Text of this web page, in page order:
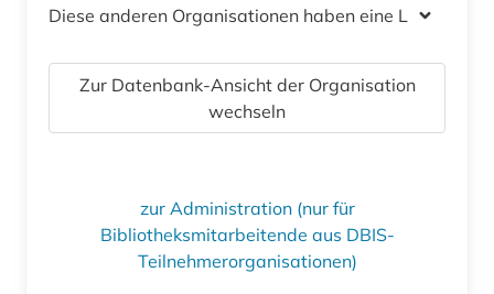
Diese anderen Organisationen haben eine Lizenz
Zur Datenbank-Ansicht der Organisation
wechseln
zur Administration (nur für
Bibliotheksmitarbeitende aus DBIS-
Teilnehmerorganisationen)